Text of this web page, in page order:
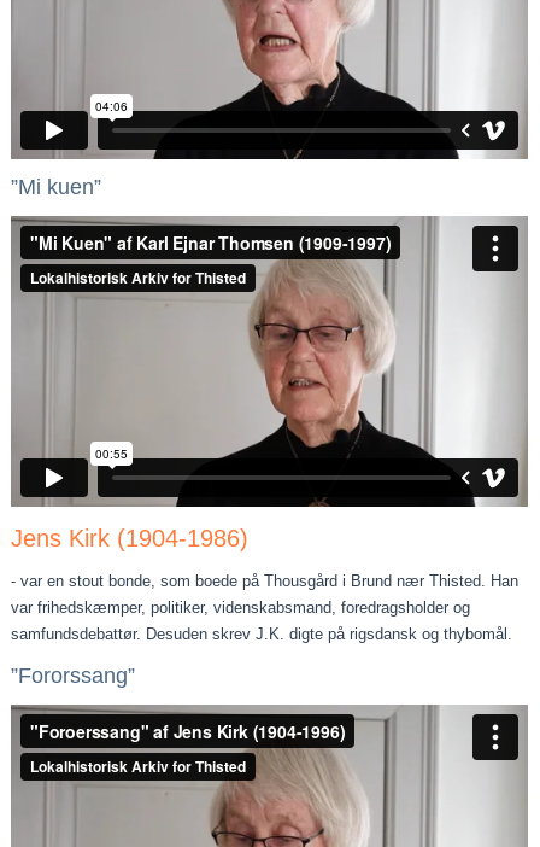
”Mi kuen”
Jens Kirk (1904-1986)
- var en stout bonde, som boede på Thousgård i Brund nær Thisted. Han
var frihedskæmper, politiker, videnskabsmand, foredragsholder og
samfundsdebattør. Desuden skrev J.K. digte på rigsdansk og thybomål.
”Fororssang”